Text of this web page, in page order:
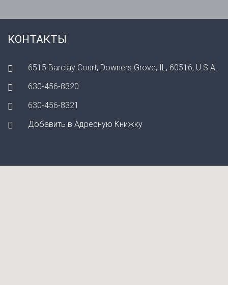
КОНТАКТЫ
6515 Barclay Court, Downers Grove, IL, 60516, U.S.A.
630-456-8320
630-456-8321
Добавить в Адресную Книжку